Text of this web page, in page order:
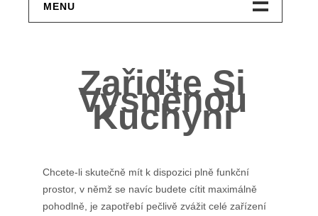
MENU
Finance
Produkty
Zařiďte Si
Vysněnou
Kuchyni
Chcete-li skutečně mít k dispozici plně funkční
prostor, v němž se navíc budete cítit maximálně
pohodlně, je zapotřebí pečlivě zvážit celé zařízení